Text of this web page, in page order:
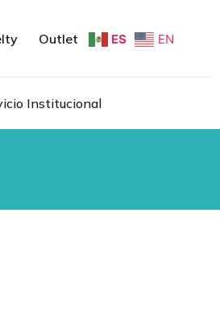
Outlet ES EN
Institucional